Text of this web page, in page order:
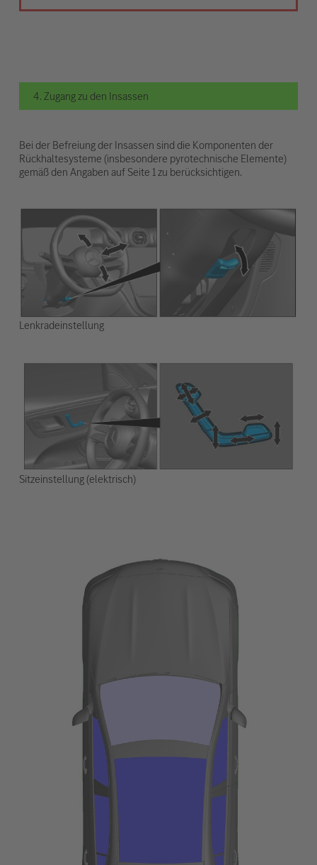
4. Zugang zu den Insassen
Bei der Befreiung der Insassen sind die Komponenten der
Rückhaltesysteme (insbesondere pyrotechnische Elemente)
gemäß den Angaben auf Seite 1 zu berücksichtigen.
Lenkradeinstellung
Sitzeinstellung (elektrisch)